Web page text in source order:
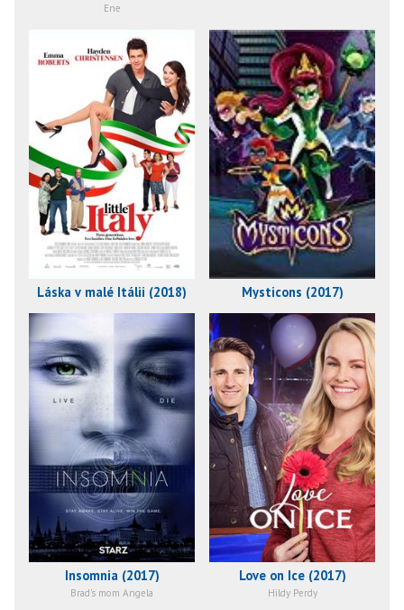
Ene
Láska v malé Itálii (2018) Mysticons (2017)
Insomnia (2017)
Brad's mom Angela
Love on Ice (2017)
Hildy Perdy